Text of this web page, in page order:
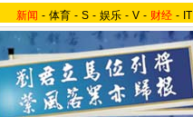
新闻 - 体育 - S - 娱乐 - V - 财经 - IT